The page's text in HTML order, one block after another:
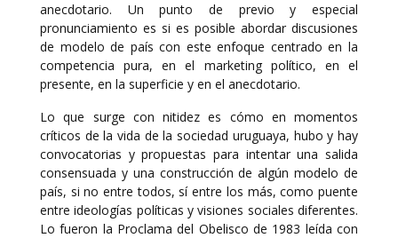
anecdotario. Un punto de previo y especial
pronunciamiento es si es posible abordar discusiones
de modelo de país con este enfoque centrado en la
competencia pura, en el marketing político, en el
presente, en la superficie y en el anecdotario.
Lo que surge con nitidez es cómo en momentos
críticos de la vida de la sociedad uruguaya, hubo y hay
convocatorias y propuestas para intentar una salida
consensuada y una construcción de algún modelo de
país, si no entre todos, sí entre los más, como puente
entre ideologías políticas y visiones sociales diferentes.
Lo fueron la Proclama del Obelisco de 1983 leída con